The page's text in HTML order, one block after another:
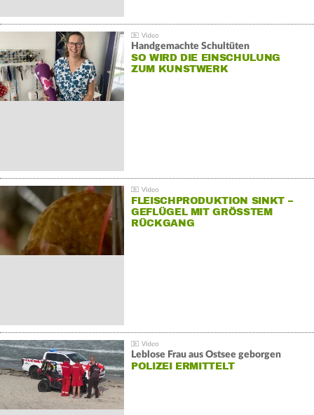
Handgemachte Schultüten
SO WIRD DIE EINSCHULUNG
ZUM KUNSTWERK
FLEISCHPRODUKTION SINKT –
GEFLÜGEL MIT GRÖSSTEM R
ÜCKGANG
Leblose Frau aus Ostsee geborgen
POLIZEI ERMITTELT